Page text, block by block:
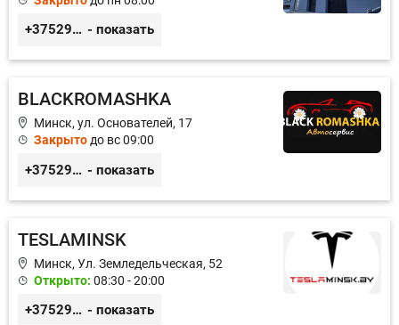
+375296606560 - показать
BLACKROMASHKA
Минск, ул. Основателей, 17
Закрытодо вс 09:00
+375296651188 - показать
TESLAMINSK
Минск, Ул. Земледельческая, 52
Открыто: 08:30 - 20:00
+375291335101 - показать